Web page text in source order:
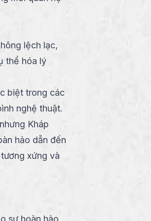
lệch lạc,
thể hóa lý
biệt trong các
nghệ thuật.
Kháp
hảo dẫn đến
xứng và
sự hoàn hảo